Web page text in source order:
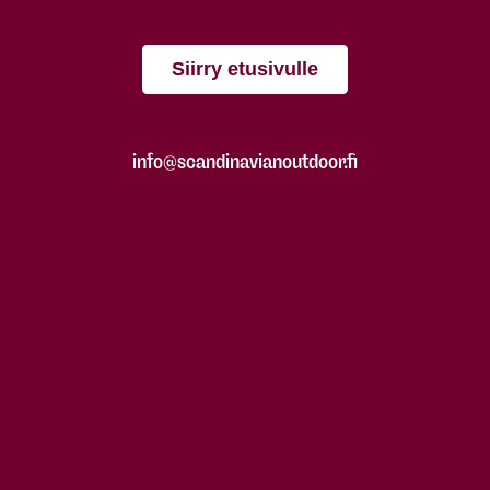
Siirry etusivulle
info@scandinavianoutdoor.fi